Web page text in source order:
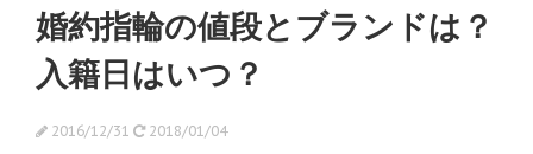
婚約指輪の値段とブランドは？
入籍日はいつ？
2016/12/31 2018/01/04